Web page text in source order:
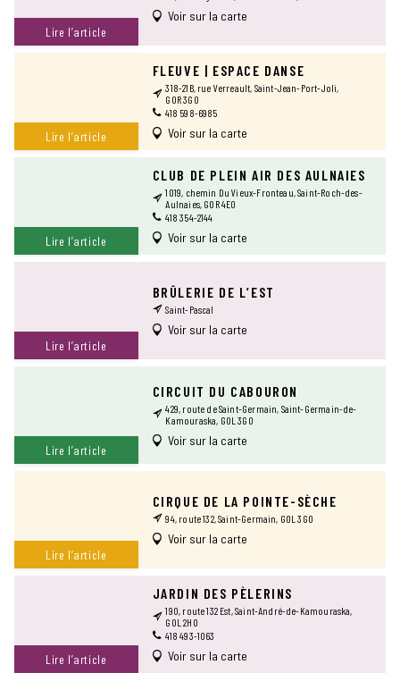
Lire l’article
Voir sur la carte
Lire l’article
FLEUVE | ESPACE DANSE
318-21B, rue Verreault, Saint-Jean-Port-Joli,
G0R 3G0
418 598-6985
Voir sur la carte
Lire l’article
CLUB DE PLEIN AIR DES AULNAIES
1019, chemin Du Vieux-Fronteau, Saint-Roch-des-
Aulnaies, G0R 4E0
418 354-2144
Voir sur la carte
Lire l’article
BRÛLERIE DE L’EST
Saint-Pascal
Voir sur la carte
Lire l’article
CIRCUIT DU CABOURON
429, route de Saint-Germain, Saint-Germain-de-
Kamouraska, G0L 3G0
Voir sur la carte
Lire l’article
CIRQUE DE LA POINTE-SÈCHE
94, route 132, Saint-Germain, G0L 3G0
Voir sur la carte
Lire l’article
JARDIN DES PÈLERINS
190, route 132 Est, Saint-André-de-Kamouraska,
G0L 2H0
418 493-1063
Voir sur la carte